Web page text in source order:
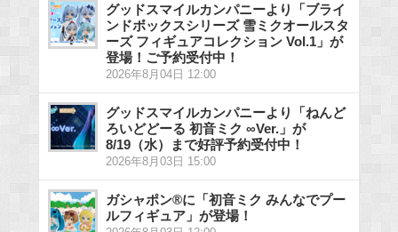
グッドスマイルカンパニーより「ブライ
ンドボックスシリーズ 雪ミクオールスタ
ーズ フィギュアコレクション Vol.1」が
登場！ご予約受付中！
2026年8月04日 12:00
グッドスマイルカンパニーより「ねんど
ろいどどーる 初音ミク ∞Ver.」が
8/19（水）まで好評予約受付中！
2026年8月03日 15:00
ガシャポン®に「初音ミク みんなでプー
ルフィギュア」が登場！